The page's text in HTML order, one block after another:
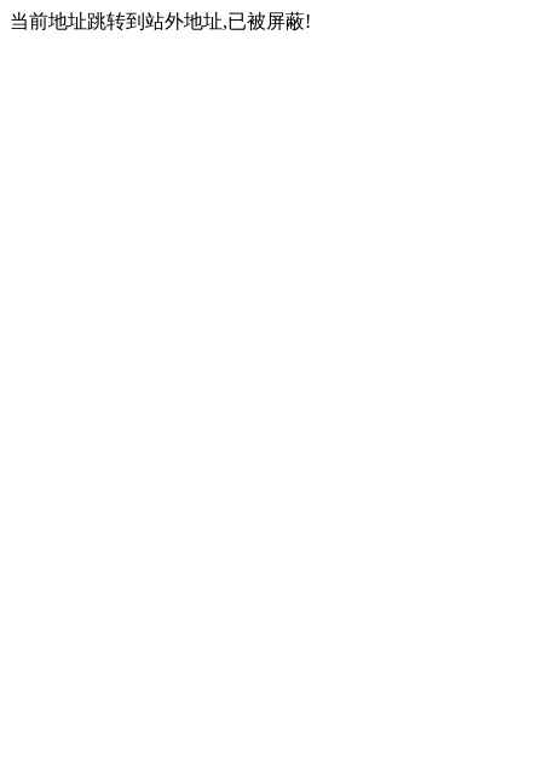
当前地址跳转到站外地址,已被屏蔽!